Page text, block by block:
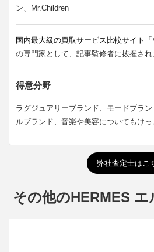
ン、Mr.Children
国内最大級の買取サービス比較サイト「
の専門家として、記事監修者に抜擢され
得意分野
ラグジュアリーブランド、モードブラ
ルブランド、音楽や美容についてもけ
弊社査定士はこ
その他のHERMES